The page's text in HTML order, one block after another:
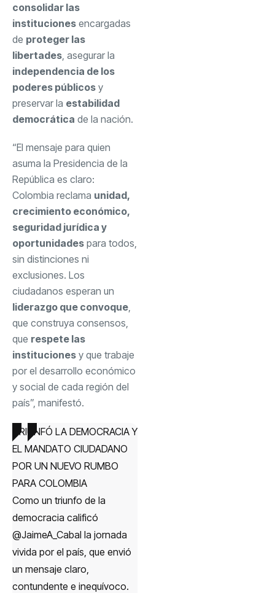
consolidar las
instituciones encargadas
de proteger las
libertades , asegurar la
independencia de los
poderes públicos y
preservar la estabilidad
democrática de la nación.
“El mensaje para quien
asuma la Presidencia de la
República es claro:
Colombia reclama unidad,
crecimiento económico,
seguridad jurídica y
oportunidades para todos,
sin distinciones ni
exclusiones. Los
ciudadanos esperan un
liderazgo que convoque
que construya consensos,
que respete las
instituciones y que trabaje
por el desarrollo económico
y social de cada región del
país”, manifestó.
TRIUNFÓ LA DEMOCRACIA Y
EL MANDATO CIUDADANO
POR UN NUEVO RUMBO
PARA COLOMBIA
Como un triunfo de la
democracia calificó
@JaimeA_Cabal la jornada
vivida por el país, que envió
un mensaje claro,
contundente e inequívoco.